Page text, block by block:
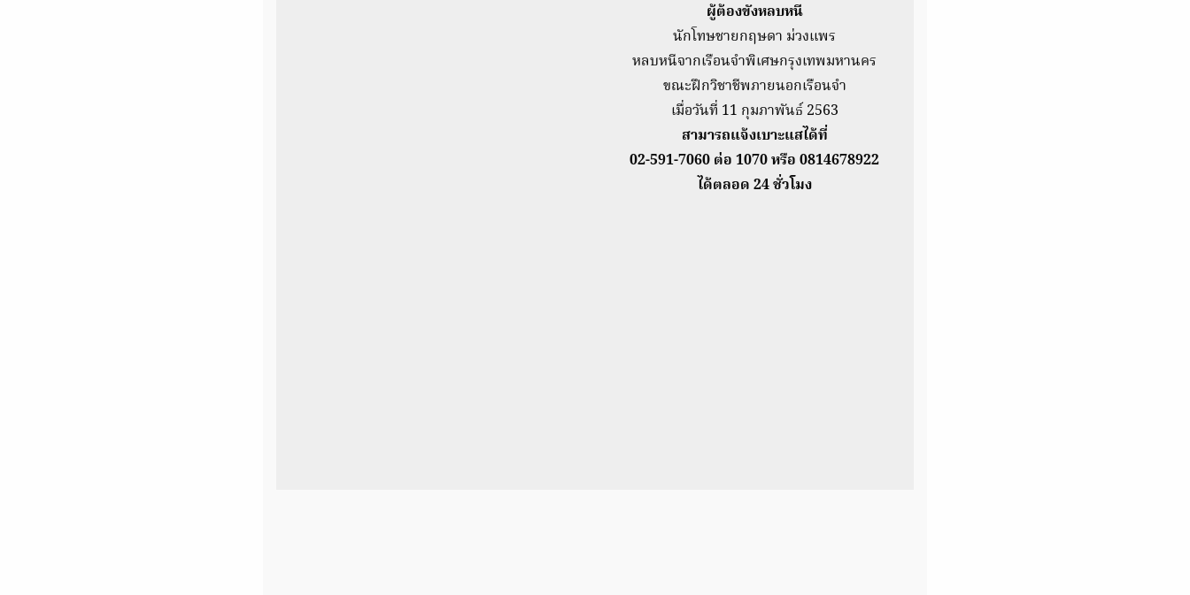
ผู้ต้องขังหลบหนี
นักโทษชายกฤษดา ม่วงแพร
หลบหนีจากเรือนจำพิเศษกรุงเทพมหานคร
ขณะฝึกวิชาชีพภายนอกเรือนจำ
เมื่อวันที่ 11 กุมภาพันธ์ 2563
สามารถแจ้งเบาะแสได้ที่
02-591-7060 ต่อ 1070 หรือ 0814678922
ได้ตลอด 24 ชั่วโมง